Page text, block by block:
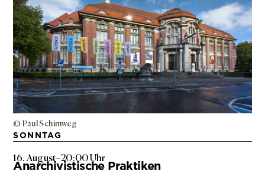
© Paul Schimweg
SONNTAG
16. August–20:00 Uhr
Anarchivistische Praktiken